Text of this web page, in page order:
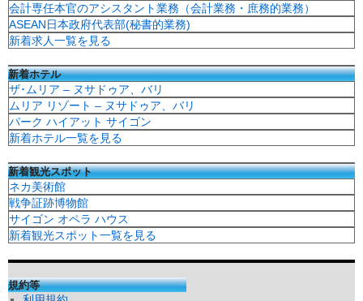
会計専任本官のアシスタント業務（会計業務・庶務的業務）
ASEAN日本政府代表部(秘書的業務)
新着求人一覧を見る
新着ホテル
ザ･ムリア – ヌサドゥア、バリ
ムリア リゾート – ヌサドゥア、バリ
パーク ハイアット サイゴン
新着ホテル一覧を見る
新着観光スポット
ネカ美術館
戦争証跡博物館
サイゴン オペラ ハウス
新着観光スポット一覧を見る
規約等